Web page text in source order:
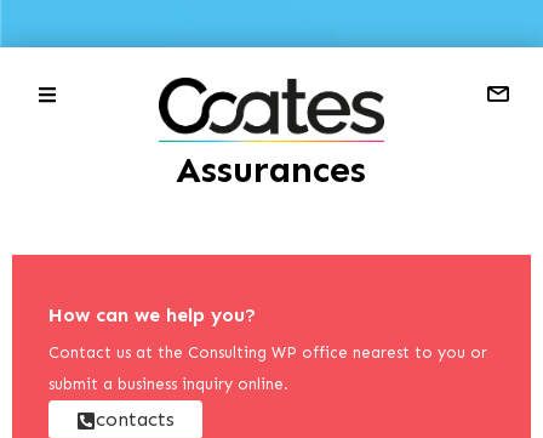
Assurances
How can we help you?
Contact us at the Consulting WP office nearest to you or
submit a business inquiry online.
contacts